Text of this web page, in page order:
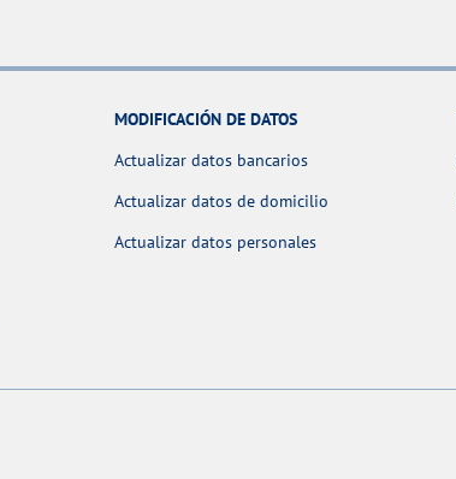
MODIFICACIÓN DE DATOS
Actualizar datos bancarios
Actualizar datos de domicilio
Actualizar datos personales